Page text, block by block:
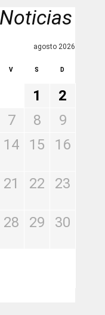
agosto 2026
V S D
1
2
7 8
9
14 15 16
21 22 23
28 29 30